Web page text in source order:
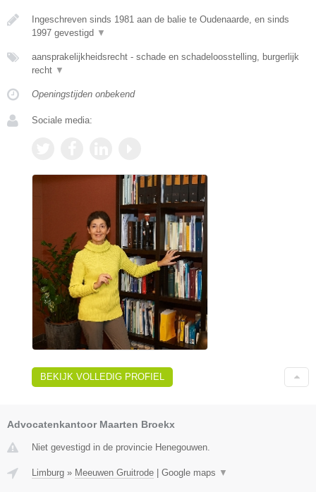
Ingeschreven sinds 1981 aan de balie te Oudenaarde, en sinds
1997 gevestigd ▼
aansprakelijkheidsrecht - schade en schadeloosstelling, burgerlijk
recht ▼
Openingstijden onbekend
Sociale media:
BEKIJK VOLLEDIG PROFIEL
Advocatenkantoor Maarten Broekx
Niet gevestigd in de provincie Henegouwen.
Limburg » Meeuwen Gruitrode | Google maps ▼